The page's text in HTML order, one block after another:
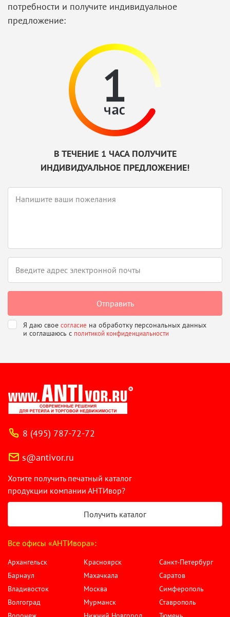
потребности и получите индивидуальное
предложение:
В ТЕЧЕНИЕ 1 ЧАСА ПОЛУЧИТЕ
ИНДИВИДУАЛЬНОЕ ПРЕДЛОЖЕНИЕ!
Я даю свое согласие на обработку персональных данных
и соглашаюсь с политикой конфиденциальности
8 (495) 787-72-72
s@antivor.ru
Хотите получить печатный каталог
продукции компании АНТИвор?
Получить каталог
Все офисы «АНТИвора»:
Архангельск
Барнаул
Владивосток
Волгоград
Красноярск
Махачкала
Москва
Мурманск
Санкт-Петербург
Саратов
Симферополь
Ставрополь